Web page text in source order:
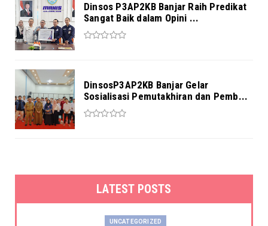
Dinsos P3AP2KB Banjar Raih Predikat
Sangat Baik dalam Opini ...
DinsosP3AP2KB Banjar Gelar
Sosialisasi Pemutakhiran dan Pemb...
LATEST POSTS
UNCATEGORIZED